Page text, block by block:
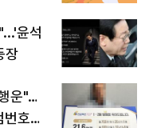
윤석
장
운"…
호조